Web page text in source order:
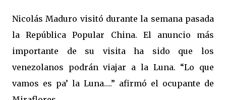
Nicolás Maduro visitó durante la semana pasada
la República Popular China. El anuncio más
importante de su visita ha sido que los
venezolanos podrán viajar a la Luna. “Lo que
vamos es pa’ la Luna….” afirmó el ocupante de